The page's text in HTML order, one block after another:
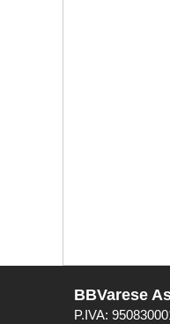
BBVarese
P.IVA: